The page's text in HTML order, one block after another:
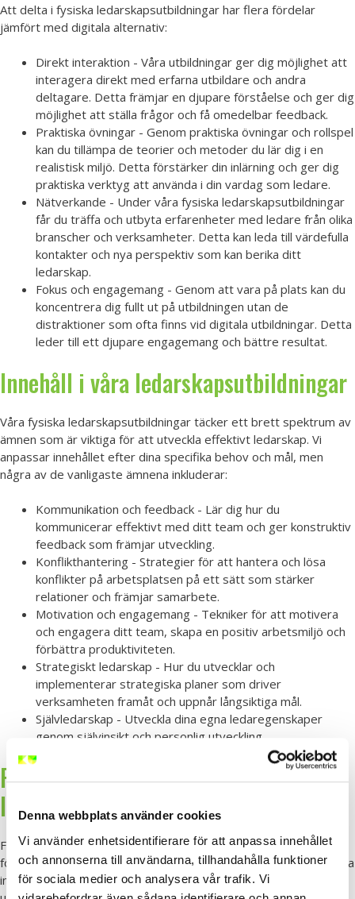
Denna webbplats använder cookies
Vi använder enhetsidentifierare för att anpassa innehållet
och annonserna till användarna, tillhandahålla funktioner
för sociala medier och analysera vår trafik. Vi
Att delta i fysiska ledarskapsutbildningar har flera fördelar
jämfört med digitala alternativ:
Direkt interaktion - Våra utbildningar ger dig möjlighet att
interagera direkt med erfarna utbildare och andra
deltagare. Detta främjar en djupare förståelse och ger dig
möjlighet att ställa frågor och få omedelbar feedback.
Praktiska övningar - Genom praktiska övningar och rollspel
kan du tillämpa de teorier och metoder du lär dig i en
realistisk miljö. Detta förstärker din inlärning och ger dig
praktiska verktyg att använda i din vardag som ledare.
Nätverkande - Under våra fysiska ledarskapsutbildningar
får du träffa och utbyta erfarenheter med ledare från olika
branscher och verksamheter. Detta kan leda till värdefulla
kontakter och nya perspektiv som kan berika ditt
ledarskap.
Fokus och engagemang - Genom att vara på plats kan du
koncentrera dig fullt ut på utbildningen utan de
distraktioner som ofta finns vid digitala utbildningar. Detta
leder till ett djupare engagemang och bättre resultat.
Innehåll i våra ledarskapsutbildningar
Våra fysiska ledarskapsutbildningar täcker ett brett spektrum av
ämnen som är viktiga för att utveckla effektivt ledarskap. Vi
anpassar innehållet efter dina specifika behov och mål, men
några av de vanligaste ämnena inkluderar:
Kommunikation och feedback - Lär dig hur du
kommunicerar effektivt med ditt team och ger konstruktiv
feedback som främjar utveckling.
Konflikthantering - Strategier för att hantera och lösa
konflikter på arbetsplatsen på ett sätt som stärker
relationer och främjar samarbete.
Motivation och engagemang - Tekniker för att motivera
och engagera ditt team, skapa en positiv arbetsmiljö och
förbättra produktiviteten.
Strategiskt ledarskap - Hur du utvecklar och
implementerar strategiska planer som driver
verksamheten framåt och uppnår långsiktiga mål.
Självledarskap - Utveckla dina egna ledaregenskaper
genom självinsikt och personlig utveckling.
Företagsförlagda
ledarskapsutbildningar i hela Sverige
Förutom våra utbildningar på fasta orter erbjuder vi även
företagsförlagda ledarskapsutbildningar över hela Sverige. Detta
innebär att vi kommer till er arbetsplats och genomför